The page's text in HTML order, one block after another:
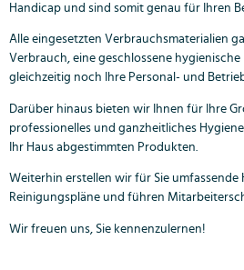
Handicap und sind somit genau für Ihren
Alle eingesetzten Verbrauchsmaterialien
Verbrauch, eine geschlossene
gleichzeitig noch Ihre Personal- und
Darüber hinaus bieten wir Ihnen für Ihre
professionelles und ganzheitliches
Ihr Haus abgestimmten Produkten.
Weiterhin erstellen wir für Sie umfassende
Reinigungspläne und führen
Wir freuen uns, Sie kennenzulernen!